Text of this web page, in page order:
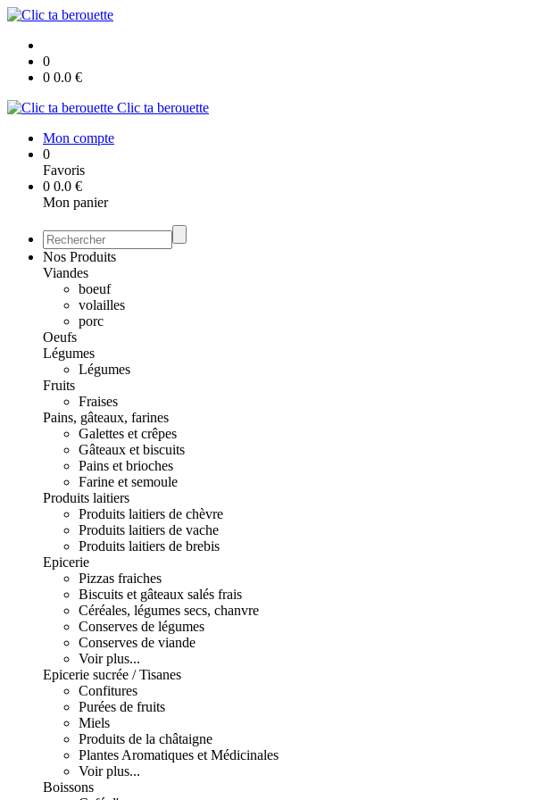
0
0 0.0 €
Clic ta berouette
Mon compte
0
Favoris
0 0.0 €
Mon panier
Nos Produits
Viandes
boeuf
volailles
porc
Oeufs
Légumes
Légumes
Fruits
Fraises
Pains, gâteaux, farines
Galettes et crêpes
Gâteaux et biscuits
Pains et brioches
Farine et semoule
Produits laitiers
Produits laitiers de chèvre
Produits laitiers de vache
Produits laitiers de brebis
Epicerie
Pizzas fraiches
Biscuits et gâteaux salés frais
Céréales, légumes secs, chanvre
Conserves de légumes
Conserves de viande
Voir plus...
Epicerie sucrée / Tisanes
Confitures
Purées de fruits
Miels
Produits de la châtaigne
Plantes Aromatiques et Médicinales
Voir plus...
Boissons